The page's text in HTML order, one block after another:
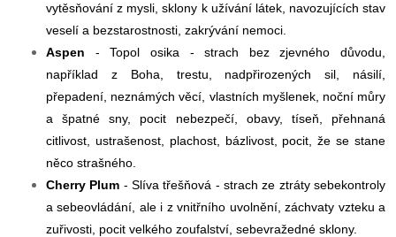
vytěsňování z mysli, sklony k užívání látek, navozujících stav
veselí a bezstarostnosti, zakrývání nemoci.
Aspen - Topol osika - strach bez zjevného důvodu,
například z Boha, trestu, nadpřirozených sil, násilí,
přepadení, neznámých věcí, vlastních myšlenek, noční můry
a špatné sny, pocit nebezpečí, obavy, tíseň, přehnaná
citlivost, ustrašenost, plachost, bázlivost, pocit, že se stane
něco strašného.
Cherry Plum - Slíva třešňová - strach ze ztráty sebekontroly
a sebeovládání, ale i z vnitřního uvolnění, záchvaty vzteku a
zuřivosti, pocit velkého zoufalství, sebevražedné sklony.